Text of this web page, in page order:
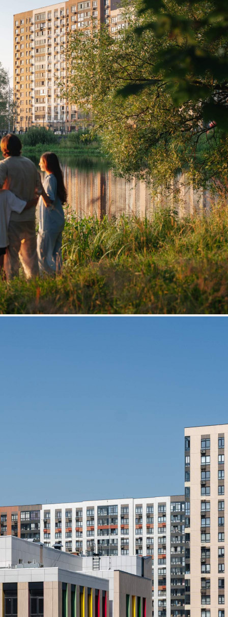
Прямая продажа от застройщика! Кладовая номер 118К общей
Где находится
Контакты
Другие объявления
Характеристики помещения
№ объявления
121311
Дата размещения
01.04.2026
Город
Москва
Адрес
Ленинградское шоссе, д.228к4